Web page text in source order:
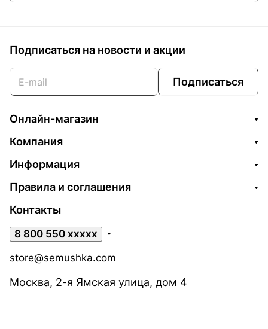
Подписаться на новости и акции
Подписаться
Онлайн-магазин
Компания
Информация
Правила и соглашения
Контакты
8 800 550 xxxxx
store@semushka.com
Москва, 2-я Ямская улица, дом 4